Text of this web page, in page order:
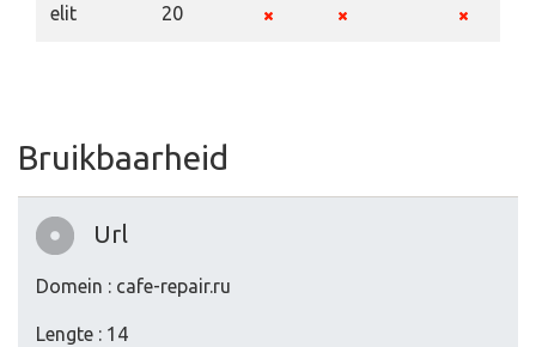
elit 20
Bruikbaarheid
Url
Domein : cafe-repair.ru
Lengte : 14